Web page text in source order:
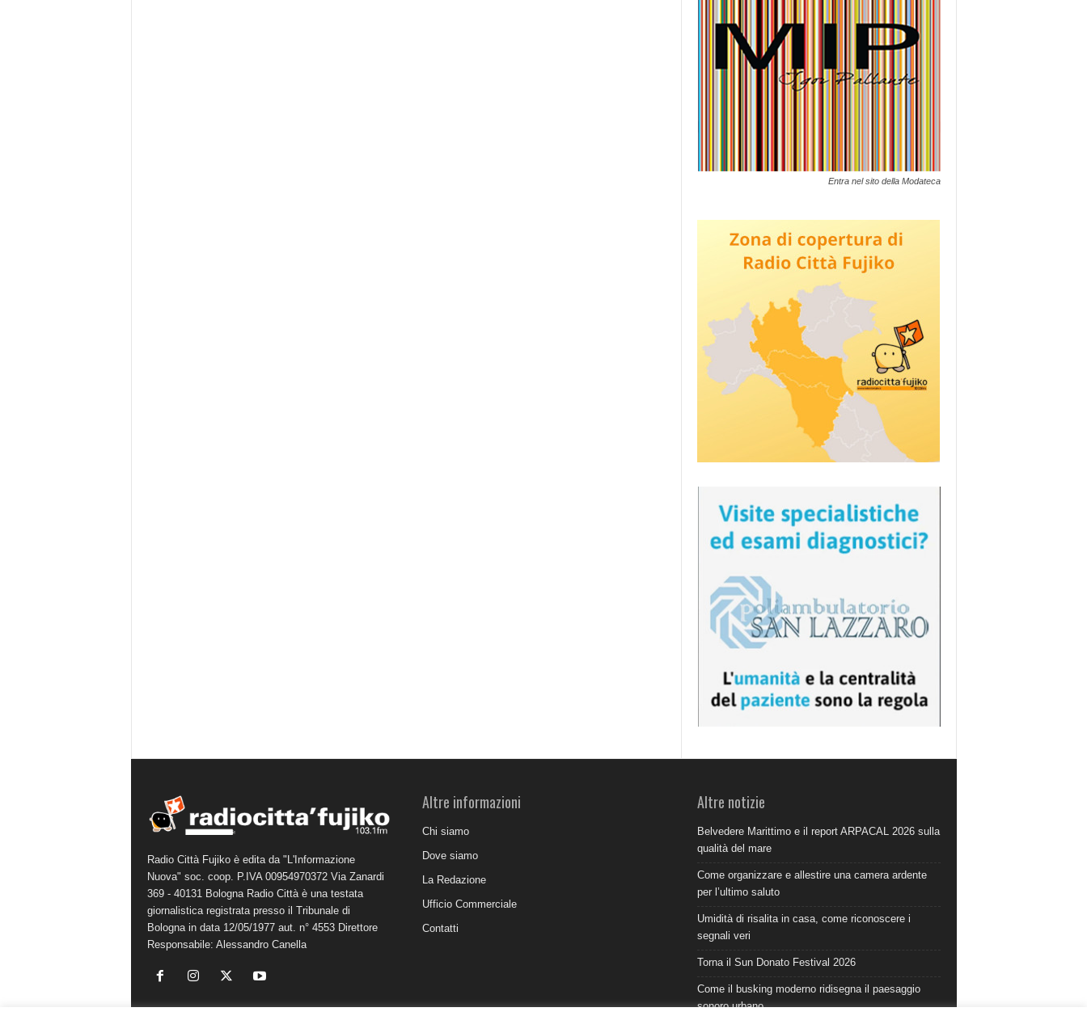
Entra nel sito della Modateca
Radio Città Fujiko è edita da "L'Informazione
Nuova" soc. coop. P.IVA 00954970372 Via Zanardi
369 - 40131 Bologna Radio Città è una testata
giornalistica registrata presso il Tribunale di
Bologna in data 12/05/1977 aut. n° 4553 Direttore
Responsabile: Alessandro Canella
Altre informazioni
Chi siamo
Dove siamo
La Redazione
Ufficio Commerciale
Contatti
Altre notizie
Belvedere Marittimo e il report ARPACAL 2026 sulla
qualità del mare
Come organizzare e allestire una camera ardente
per l’ultimo saluto
Umidità di risalita in casa, come riconoscere i
segnali veri
Torna il Sun Donato Festival 2026
Come il busking moderno ridisegna il paesaggio
sonoro urbano